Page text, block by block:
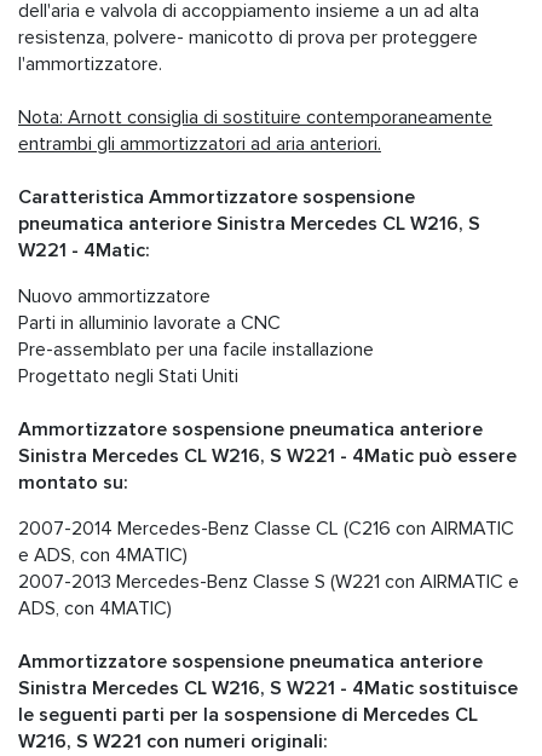
dell'aria e valvola di accoppiamento insieme a un ad alta
resistenza, polvere- manicotto di prova per proteggere
l'ammortizzatore.
Nota: Arnott consiglia di sostituire contemporaneamente
entrambi gli ammortizzatori ad aria anteriori.
Caratteristica Ammortizzatore sospensione
pneumatica anteriore Sinistra Mercedes CL W216, S
W221 - 4Matic:
Nuovo ammortizzatore
Parti in alluminio lavorate a CNC
Pre-assemblato per una facile installazione
Progettato negli Stati Uniti
Ammortizzatore sospensione pneumatica anteriore
Sinistra Mercedes CL W216, S W221 - 4Matic può essere
montato su:
2007-2014 Mercedes-Benz Classe CL (C216 con AIRMATIC
e ADS, con 4MATIC)
2007-2013 Mercedes-Benz Classe S (W221 con AIRMATIC e
ADS, con 4MATIC)
Ammortizzatore sospensione pneumatica anteriore
Sinistra Mercedes CL W216, S W221 - 4Matic sostituisce
le seguenti parti per la sospensione di Mercedes CL
W216, S W221 con numeri originali: